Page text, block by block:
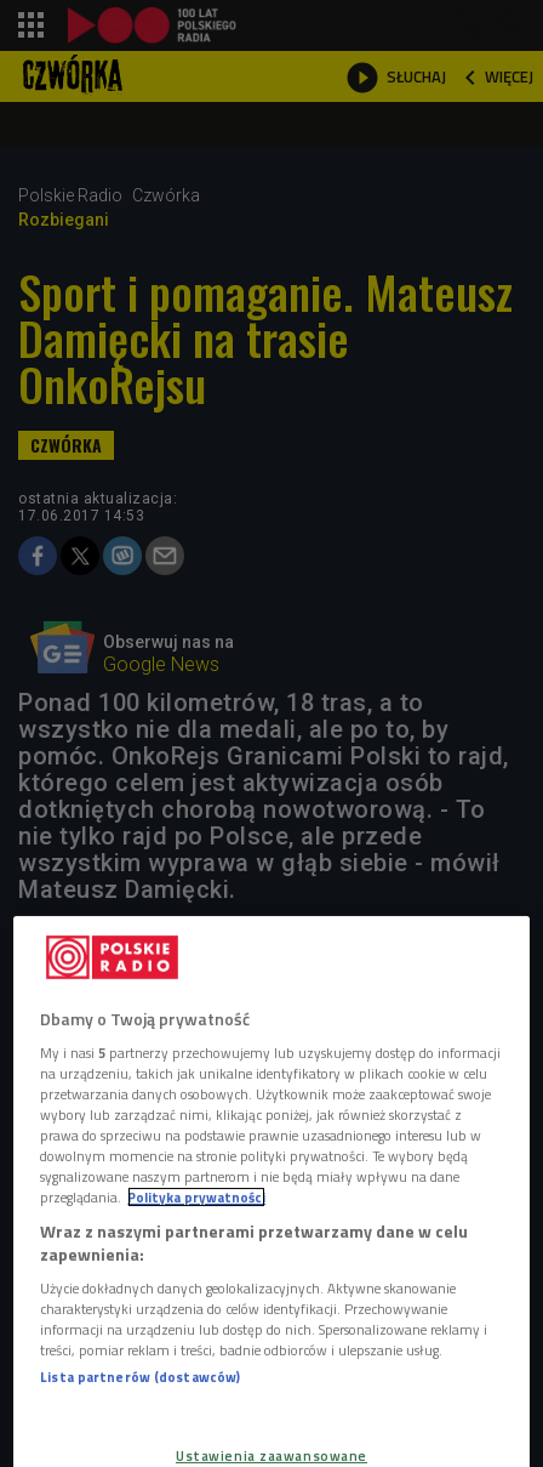
 SŁUCHAJ  WIĘCEJ

Polskie Radio
Czwórka
Rozbiegani
Sport i pomaganie. Mateusz
Damięcki na trasie
OnkoRejsu
ostatnia aktualizacja:
17.06.2017 14:53
Obserwuj nas na
Google News
Ponad 100 kilometrów, 18 tras, a to
wszystko nie dla medali, ale po to, by
pomóc. OnkoRejs Granicami Polski to rajd,
którego celem jest aktywizacja osób
dotkniętych chorobą nowotworową. - To
nie tylko rajd po Polsce, ale przede
wszystkim wyprawa w głąb siebie - mówił
Mateusz Damięcki.
AUDIO 1 plik
OnkoRejs i idei tego wydarzenia (Rozbiegani/Czwórka)
Dbamy o Twoją prywatność
My i nasi5 partnerzy przechowujemy lub uzyskujemy dostęp do informacji
na urządzeniu, takich jak unikalne identyfikatory w plikach cookie w celu
przetwarzania danych osobowych. Użytkownik może zaakceptować swoje
wybory lub zarządzać nimi, klikając poniżej, jak również skorzystać z
prawa do sprzeciwu na podstawie prawnie uzasadnionego interesu lub w
dowolnym momencie na stronie polityki prywatności. Te wybory będą
sygnalizowane naszym partnerom i nie będą miały wpływu na dane
przeglądania. Polityka prywatności
Wraz z naszymi partnerami przetwarzamy dane w celu
zapewnienia:
Użycie dokładnych danych geolokalizacyjnych. Aktywne skanowanie
charakterystyki urządzenia do celów identyfikacji. Przechowywanie
informacji na urządzeniu lub dostęp do nich. Spersonalizowane reklamy i
treści, pomiar reklam i treści, badnie odbiorców i ulepszanie usług.
Lista partnerów (dostawców)
Ustawienia zaawansowane